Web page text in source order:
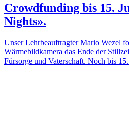
Crowdfunding bis 15.
Nights».
Unser Lehrbeauftragter Mario Wezel
Wärmebildkamera das Ende der
Fürsorge und Vaterschaft. Noch bis